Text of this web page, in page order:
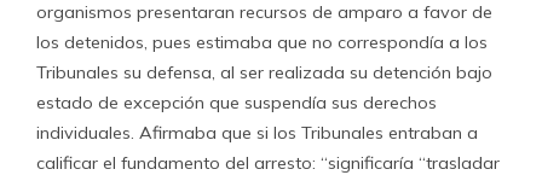
organismos presentaran recursos de amparo a favor de
los detenidos, pues estimaba que no correspondía a los
Tribunales su defensa, al ser realizada su detención bajo
estado de excepción que suspendía sus derechos
individuales. Afirmaba que si los Tribunales entraban a
calificar el fundamento del arresto: “significaría “trasladar